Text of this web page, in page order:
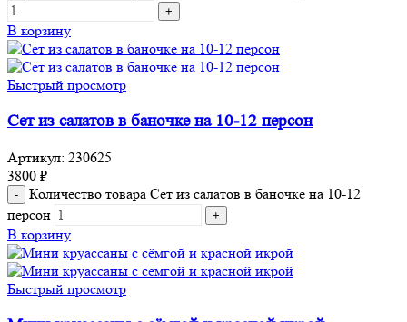
В корзину
Быстрый просмотр
Сет из салатов в баночке на 10-12 персон
Артикул: 230625
3800 ₽
Количество товара Сет из салатов в баночке на 10-12
персон
В корзину
Быстрый просмотр